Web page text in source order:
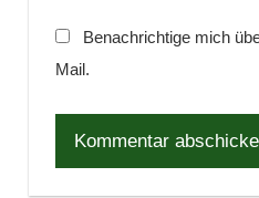
Benachrichtige mich
Mail.